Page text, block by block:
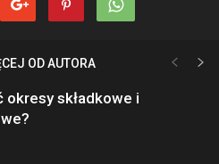
OD AUTORA
okresy składkowe i